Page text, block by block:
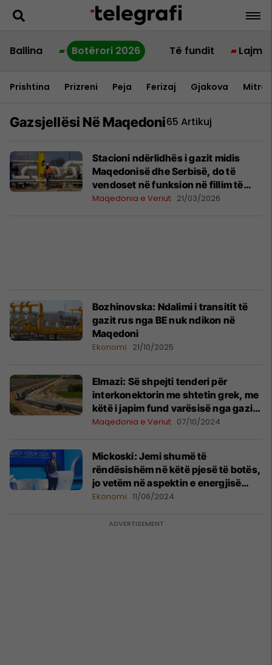
Ballina Botërori 2026 Të fundit Lajme
Prishtina Prizreni Peja Ferizaj Gjakova
Gazsjellësi Në Maqedoni65 Artikuj
Stacioni ndërlidhës i gazit midis
Maqedonisë dhe Serbisë, do të
vendoset në funksion në fillim të
vitit 2028
Maqedonia e Veriut 21/03/2026
Bozhinovska: Ndalimi i transitit të
gazit rus nga BE nuk ndikon në
Maqedoni
Ekonomi 21/10/2025
Elmazi: Së shpejti tenderi për
interkonektorin me shtetin grek, me
këtë i japim fund varësisë nga gazi
rus
Maqedonia e Veriut 07/10/2024
Mickoski: Jemi shumë të
rëndësishëm në këtë pjesë të botës,
jo vetëm në aspektin e energjisë
elektrike dhe transaksioneve
Ekonomi 11/06/2024